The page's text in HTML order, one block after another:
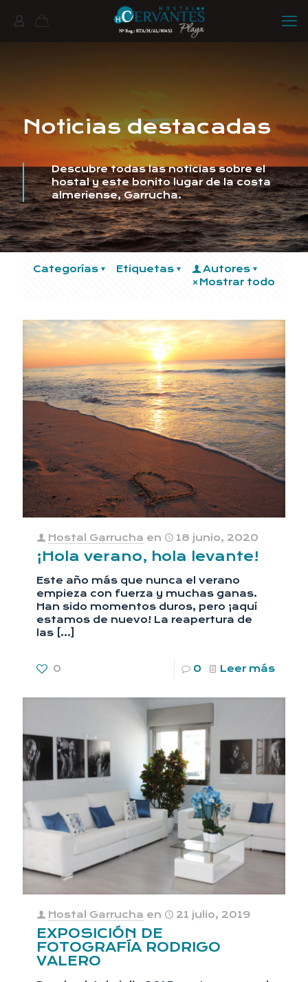
Noticias destacadas
Descubre todas las noticias sobre el
hostal y este bonito lugar de la costa
almeriense, Garrucha.
Categorías Etiquetas
Autores
Mostrar todo
Hostal Garrucha en 18 junio, 2020
¡Hola verano, hola levante!
Este año más que nunca el verano
empieza con fuerza y muchas ganas.
Han sido momentos duros, pero ¡aquí
estamos de nuevo! La reapertura de
las […]
0 0 Leer más
Hostal Garrucha en 21 julio, 2019
EXPOSICIÓN DE
FOTOGRAFÍA RODRIGO
VALERO